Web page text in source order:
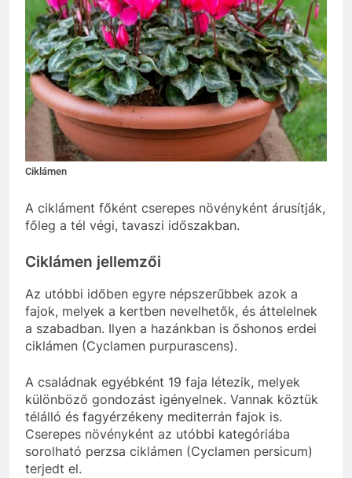
Ciklámen
A cikláment főként cserepes növényként árusítják,
főleg a tél végi, tavaszi időszakban.
Ciklámen jellemzői
Az utóbbi időben egyre népszerűbbek azok a
fajok, melyek a kertben nevelhetők, és áttelelnek
a szabadban. Ilyen a hazánkban is őshonos erdei
ciklámen (Cyclamen purpurascens).
A családnak egyébként 19 faja létezik, melyek
különböző gondozást igényelnek. Vannak köztük
télálló és fagyérzékeny mediterrán fajok is.
Cserepes növényként az utóbbi kategóriába
sorolható perzsa ciklámen (Cyclamen persicum)
terjedt el.